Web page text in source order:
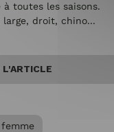
toutes les saisons.
large, droit, chino...
L'ARTICLE